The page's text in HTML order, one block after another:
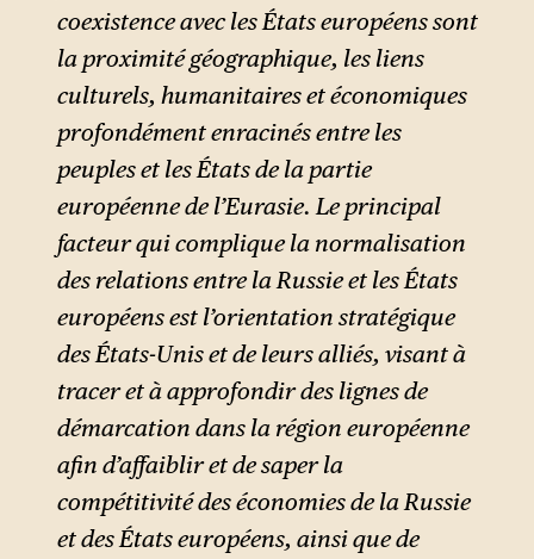
coexistence avec les États européens sont
la proximité géographique, les liens
culturels, humanitaires et économiques
profondément enracinés entre les
peuples et les États de la partie
européenne de l’Eurasie. Le principal
facteur qui complique la normalisation
des relations entre la Russie et les États
européens est l’orientation stratégique
des États-Unis et de leurs alliés, visant à
tracer et à approfondir des lignes de
démarcation dans la région européenne
afin d’affaiblir et de saper la
compétitivité des économies de la Russie
et des États européens, ainsi que de